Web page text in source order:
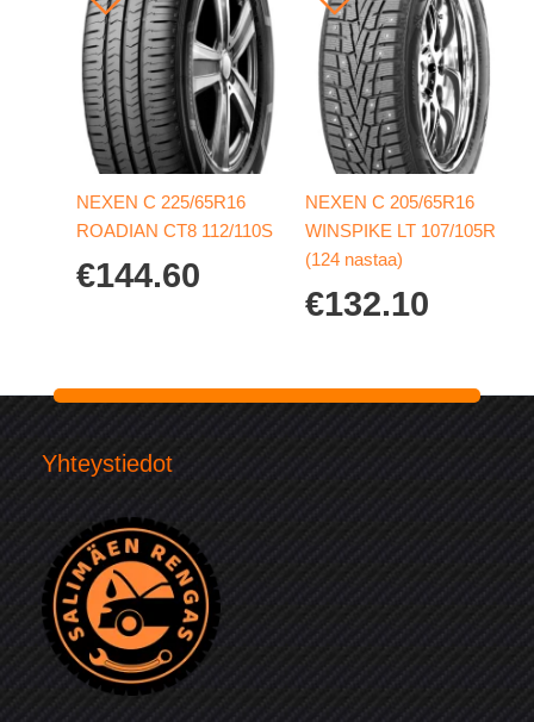
NEXEN C 225/65R16
ROADIAN CT8 112/110S
€144.60
NEXEN C 205/65R16
WINSPIKE LT 107/105R
(124 nastaa)
€132.10
Yhteystiedot